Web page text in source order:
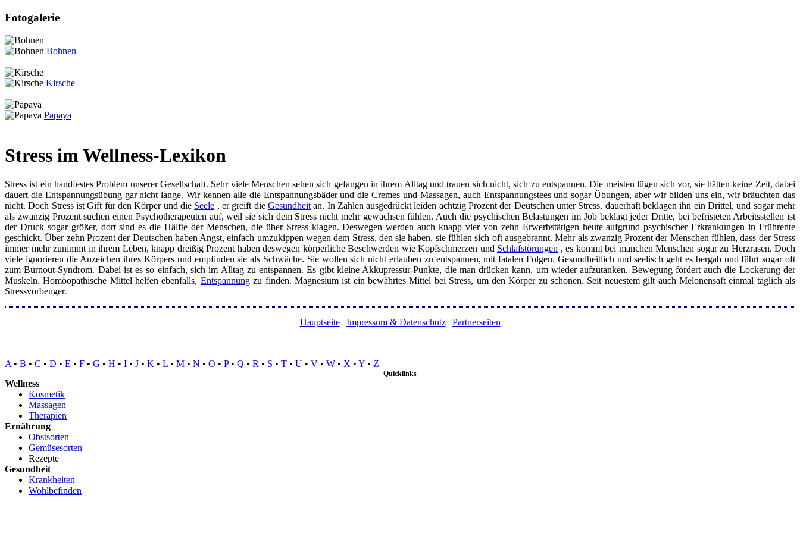
Fotogalerie
Bohnen
Kirsche
Papaya
Stress im Wellness-Lexikon
Stress ist ein handfestes Problem unserer Gesellschaft. Sehr viele Menschen sehen sich gefangen in ihrem Alltag und trauen sich nicht, sich zu entspannen. Die meisten lügen sich vor, sie hätten keine Zeit, dabei
dauert die Entspannungsübung gar nicht lange. Wir kennen alle die Entspannungsbäder und die Cremes und Massagen, auch Entspannungstees und sogar Übungen, aber wir bilden uns ein, wir bräuchten das
nicht. Doch Stress ist Gift für den Körper und die Seele , er greift die Gesundheitan. In Zahlen ausgedrückt leiden achtzig Prozent der Deutschen unter Stress, dauerhaft beklagen ihn ein Drittel, und sogar mehr
als zwanzig Prozent suchen einen Psychotherapeuten auf, weil sie sich dem Stress nicht mehr gewachsen fühlen. Auch die psychischen Belastungen im Job beklagt jeder Dritte, bei befristeten Arbeitsstellen ist
der Druck sogar größer, dort sind es die Hälfte der Menschen, die über Stress klagen. Deswegen werden auch knapp vier von zehn Erwerbstätigen heute aufgrund psychischer Erkrankungen in Frührente
geschickt. Über zehn Prozent der Deutschen haben Angst, einfach umzukippen wegen dem Stress, den sie haben, sie fühlen sich oft ausgebrannt. Mehr als zwanzig Prozent der Menschen fühlen, dass der Stress
immer mehr zunimmt in ihrem Leben, knapp dreißig Prozent haben deswegen körperliche Beschwerden wie Kopfschmerzen und Schlafstörungen , es kommt bei manchen Menschen sogar zu Herzrasen. Doch
viele ignorieren die Anzeichen ihres Körpers und empfinden sie als Schwäche. Sie wollen sich nicht erlauben zu entspannen, mit fatalen Folgen. Gesundheitlich und seelisch geht es bergab und führt sogar oft
zum Burnout-Syndrom. Dabei ist es so einfach, sich im Alltag zu entspannen. Es gibt kleine Akkupressur-Punkte, die man drücken kann, um wieder aufzutanken. Bewegung fördert auch die Lockerung der
Muskeln. Homöopathische Mittel helfen ebenfalls, Entspannungzu finden. Magnesium ist ein bewährtes Mittel bei Stress, um den Körper zu schonen. Seit neuestem gilt auch Melonensaft einmal täglich als
Stressvorbeuger.
Hauptseite| Impressum & Datenschutz| Partnerseiten
A • B • C • D • E • F • G • H • I • J • K • L • M • N • O • P• Q • R • S • T • U • V • W • X • Y • Z
Quicklinks
Wellness
Kosmetik
Massagen
Therapien
Ernährung
Obstsorten
Gemüsesorten
Rezepte
Gesundheit
Krankheiten
Wohlbefinden